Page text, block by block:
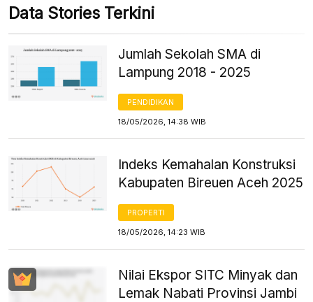
Data Stories Terkini
Jumlah Sekolah SMA di
Lampung 2018 - 2025
PENDIDIKAN
18/05/2026, 14:38 WIB
Indeks Kemahalan Konstruksi
Kabupaten Bireuen Aceh 2025
PROPERTI
18/05/2026, 14:23 WIB
Nilai Ekspor SITC Minyak dan
Lemak Nabati Provinsi Jambi